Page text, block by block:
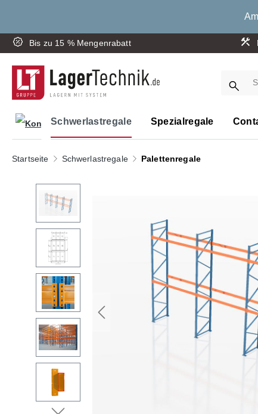
Bis zu 15 % Mengenrabatt
Schwerlastregale Spezialregale
Startseite Schwerlastregale Palettenregale